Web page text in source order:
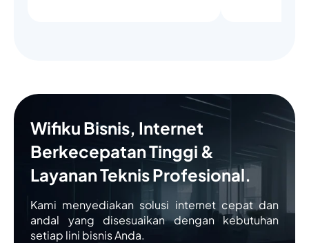
Wifiku Bisnis, Internet
Berkecepatan Tinggi &
Layanan Teknis Profesional.
Kami menyediakan solusi internet cepat dan
andal yang disesuaikan dengan kebutuhan
setiap lini bisnis Anda.